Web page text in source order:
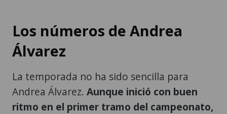
Los números de Andrea
Álvarez
La temporada no ha sido sencilla para
Andrea Álvarez. Aunque inició con buen
ritmo en el primer tramo del campeonato,